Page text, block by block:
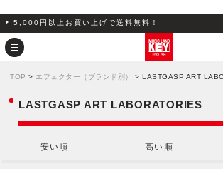
5,000円以上お買い上げで送料無料！
TOP > エフェクター（ブランド別） > LASTGASP ART
LASTGASP ART LABORATORIES
安い順 高い順